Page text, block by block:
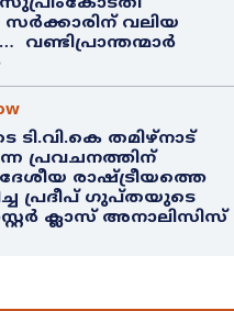
വലിയ
വണ്ടിപ്രാന്തന്മാർ
തമിഴ്‌നാട്
പ്രവചനത്തിന്
ദേശീയ രാഷ്ട്രീയത്തെ
പ്രദീപ് ഗുപ്തയുടെ
ക്ലാസ് അനാലിസിസ്